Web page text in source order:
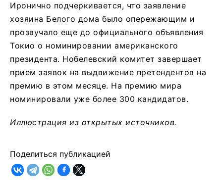
Иронично подчеркивается, что заявление
хозяина Белого дома было опережающим и
прозвучало еще до официального объявления
Токио о номинировании американского
президента. Нобелевский комитет завершает
прием заявок на выдвижение претендентов на
премию в этом месяце. На премию мира
номинировали уже более 300 кандидатов.
Иллюстрация из открытых источников.
Поделиться публикацией